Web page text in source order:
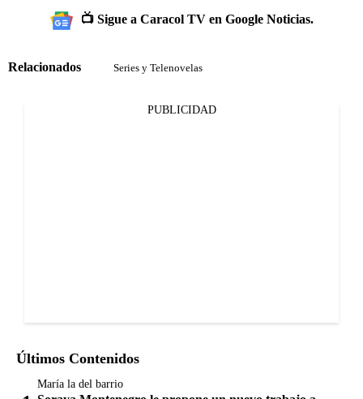
📺 Sigue a Caracol TV en Google Noticias.
Relacionados Series y Telenovelas
PUBLICIDAD
Últimos Contenidos
María la del barrio